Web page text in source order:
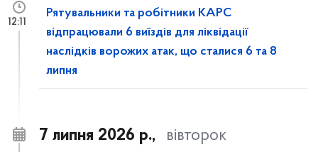
Рятувальники та робітники КАРС
відпрацювали 6 виїздів для ліквідації
наслідків ворожих атак, що сталися 6 та 8
липня
12:11
7 липня 2026 р., вівторок